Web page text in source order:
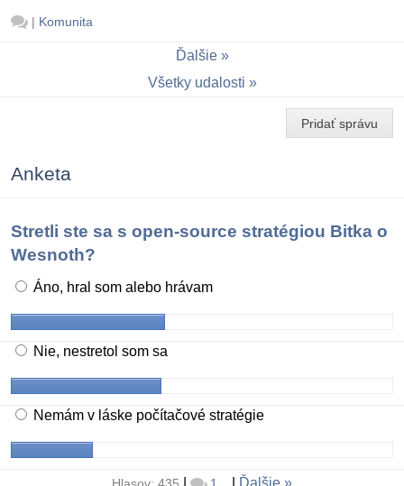
| Komunita
Ďalšie
Všetky udalosti
Pridať správu
Anketa
Stretli ste sa s open-source stratégiou Bitka o
Wesnoth?
Áno, hral som alebo hrávam
Nie, nestretol som sa
Nemám v láske počítačové stratégie
Ďalšie